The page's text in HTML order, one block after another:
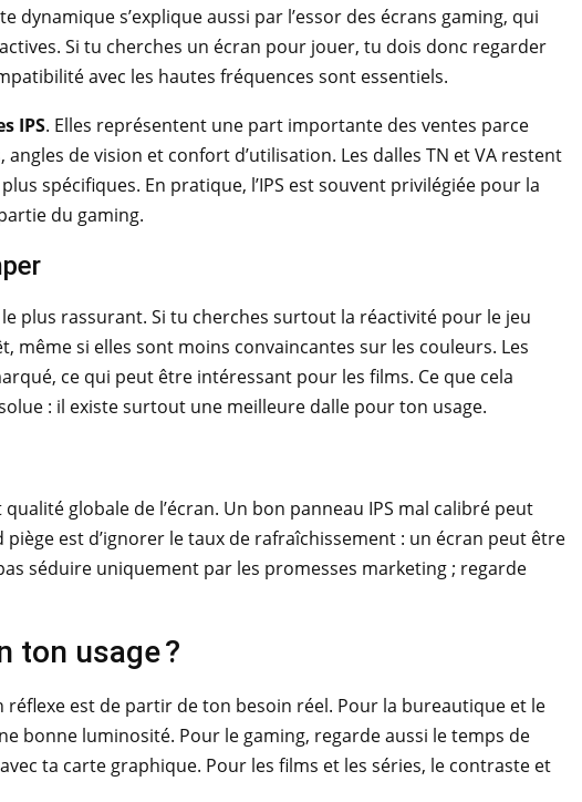
s’explique aussi par l’essor des écrans gaming, qui
Si tu cherches un écran pour jouer, tu dois donc regarder
avec les hautes fréquences sont essentiels.
IPS. Elles représentent une part importante des ventes parce
de vision et confort d’utilisation. Les dalles TN et VA restent
spécifiques. En pratique, l’IPS est souvent privilégiée pour la
du gaming.
plus rassurant. Si tu cherches surtout la réactivité pour le jeu
si elles sont moins convaincantes sur les couleurs. Les
ce qui peut être intéressant pour les films. Ce que cela
: il existe surtout une meilleure dalle pour ton usage.
globale de l’écran. Un bon panneau IPS mal calibré peut
est d’ignorer le taux de rafraîchissement : un écran peut être
séduire uniquement par les promesses marketing ; regarde
ton usage ?
est de partir de ton besoin réel. Pour la bureautique et le
bonne luminosité. Pour le gaming, regarde aussi le temps de
ta carte graphique. Pour les films et les séries, le contraste et